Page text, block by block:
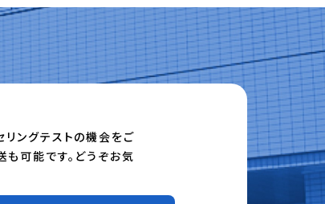
リングテストの機会をご
可能です。どうぞお気